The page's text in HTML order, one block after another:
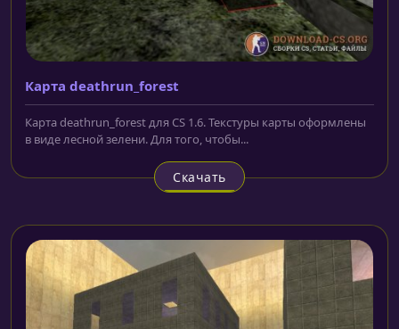
Карта deathrun_forest
Карта deathrun_forest для CS 1.6. Текстуры карты оформлены
в виде лесной зелени. Для того, чтобы...
Скачать